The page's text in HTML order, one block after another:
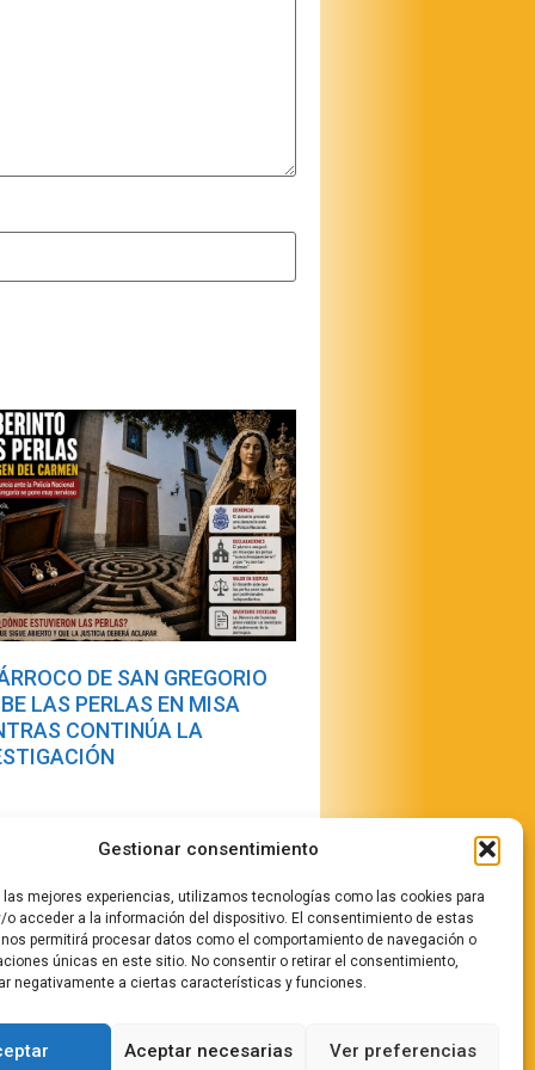
Gestionar consentimiento
las mejores experiencias, utilizamos tecnologías como las cookies para
o acceder a la información del dispositivo. El consentimiento de estas
permitirá procesar datos como el comportamiento de navegación o
únicas en este sitio. No consentir o retirar el consentimiento,
negativamente a ciertas características y funciones.
Aceptar necesarias Ver preferencias
DE SAN GREGORIO
LAS PERLAS EN MISA
CONTINÚA LA